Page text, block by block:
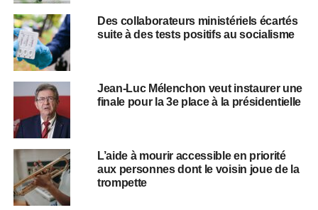
Des collaborateurs ministériels écartés
suite à des tests positifs au socialisme
Jean-Luc Mélenchon veut instaurer une
finale pour la 3e place à la présidentielle
L’aide à mourir accessible en priorité
aux personnes dont le voisin joue de la
trompette